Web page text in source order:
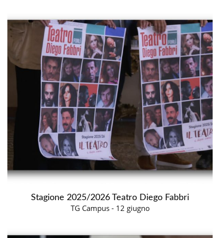
Stagione 2025/2026 Teatro Diego Fabbri
TG Campus - 12 giugno